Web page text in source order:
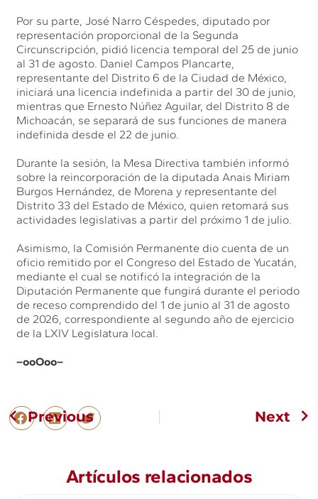
Por su parte, José Narro Céspedes, diputado por
representación proporcional de la Segunda
Circunscripción, pidió licencia temporal del 25 de junio
al 31 de agosto. Daniel Campos Plancarte,
representante del Distrito 6 de la Ciudad de México,
iniciará una licencia indefinida a partir del 30 de junio,
mientras que Ernesto Núñez Aguilar, del Distrito 8 de
Michoacán, se separará de sus funciones de manera
indefinida desde el 22 de junio.
Durante la sesión, la Mesa Directiva también informó
sobre la reincorporación de la diputada Anais Miriam
Burgos Hernández, de Morena y representante del
Distrito 33 del Estado de México, quien retomará sus
actividades legislativas a partir del próximo 1 de julio.
Asimismo, la Comisión Permanente dio cuenta de un
oficio remitido por el Congreso del Estado de Yucatán,
mediante el cual se notificó la integración de la
Diputación Permanente que fungirá durante el periodo
de receso comprendido del 1 de junio al 31 de agosto
de 2026, correspondiente al segundo año de ejercicio
de la LXIV Legislatura local.
–ooOoo–
Previous Next
Artículos relacionados